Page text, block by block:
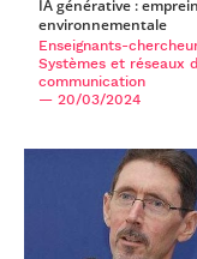
IA générative :
environnementale
Enseignants-
Systèmes et réseaux
communication
— 20/03/2024